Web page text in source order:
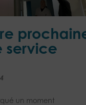
service
un moment